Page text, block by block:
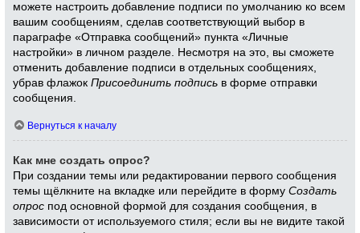
можете настроить добавление подписи по умолчанию ко всем
вашим сообщениям, сделав соответствующий выбор в
параграфе «Отправка сообщений» пункта «Личные
настройки» в личном разделе. Несмотря на это, вы сможете
отменить добавление подписи в отдельных сообщениях,
убрав флажокПрисоединить подпись в форме отправки
сообщения.
Вернуться к началу
Как мне создать опрос?
При создании темы или редактировании первого сообщения
темы щёлкните на вкладке или перейдите в формуСоздать
опрос под основной формой для создания сообщения, в
зависимости от используемого стиля; если вы не видите такой